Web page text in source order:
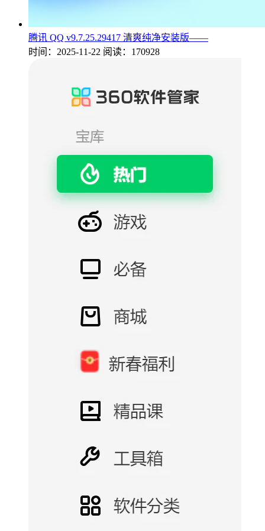
腾讯 QQ v9.7.25.29417 清爽纯净安装版——
时间：2025-11-22 阅读：170928